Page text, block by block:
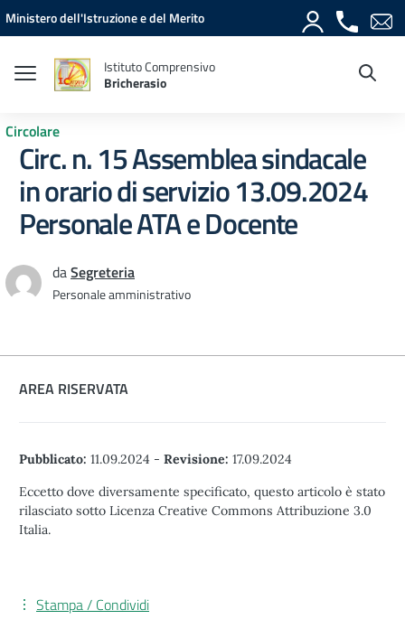
Vai ai contenuti
Vai al menu di navigazione
Vai al footer
Ministero dell'Istruzione e del Merito
Istituto Comprensivo
Bricherasio
Circolare
Circ. n. 15 Assemblea sindacale
in orario di servizio 13.09.2024
Personale ATA e Docente
daSegreteria
Personale amministrativo
AREA RISERVATA
Pubblicato: 11.09.2024 - Revisione: 17.09.2024
Eccetto dove diversamente specificato, questo articolo è stato
rilasciato sotto Licenza Creative Commons Attribuzione 3.0
Italia.
Stampa / Condividi